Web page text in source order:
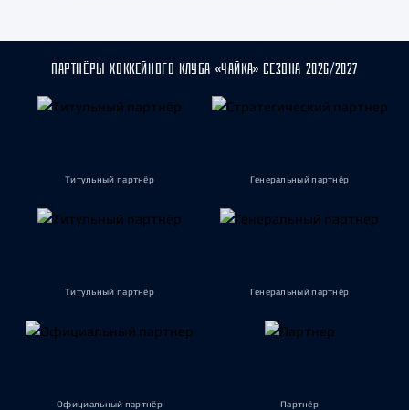
ПАРТНЁРЫ ХОККЕЙНОГО КЛУБА «ЧАЙКА» СЕЗОНА 2026/2027
Титульный партнёр Генеральный партнёр
Титульный партнёр Генеральный партнёр
Официальный партнёр Партнёр